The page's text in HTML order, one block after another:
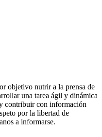
objetivo nutrir a la prensa de
una tarea ágil y dinámica
contribuir con información
por la libertad de
a informarse.